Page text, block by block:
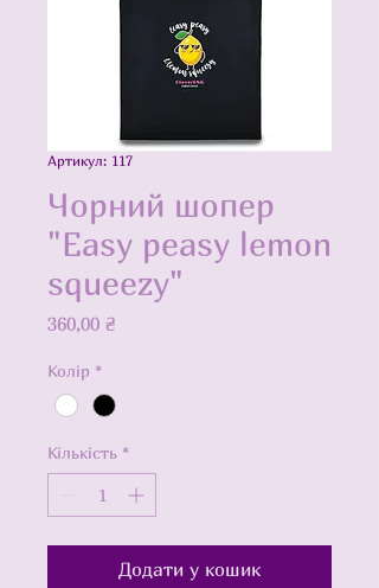
Артикул: 117
Чорний шопер
"Easy peasy lemon
squeezy"
360,00 ₴Ціна
Колір *
Кількість *
Додати у кошик